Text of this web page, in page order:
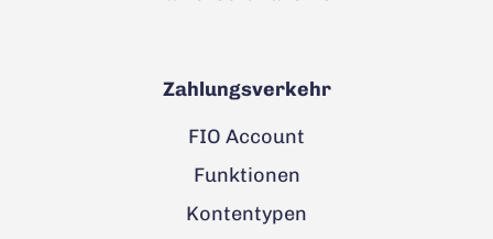
Zahlungsverkehr
FIO Account
Funktionen
Kontentypen